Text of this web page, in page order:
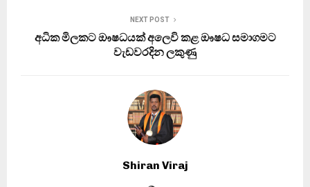
NEXT POST
අධික මිලකට ඖෂධයක් අලෙවි කළ ඖෂධ සමාගමට
වැඩවරදින ලකුණු
Shiran Viraj